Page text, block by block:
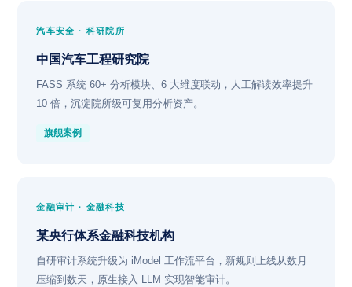
汽车安全 · 科研院所
中国汽车工程研究院
FASS 系统 60+ 分析模块、6 大维度联动，人工解读效率提升
10 倍，沉淀院所级可复用分析资产。
旗舰案例
金融审计 · 金融科技
某央行体系金融科技机构
自研审计系统升级为 iModel 工作流平台，新规则上线从数月
压缩到数天，原生接入 LLM 实现智能审计。